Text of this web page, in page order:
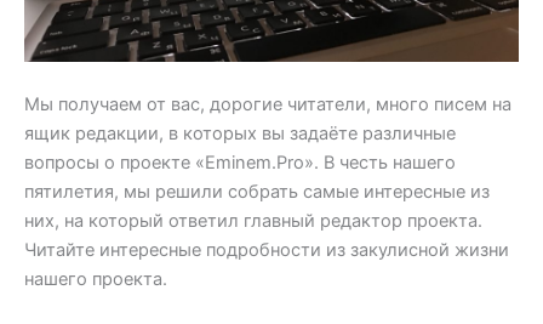
Мы получаем от вас, дорогие читатели, много писем на
ящик редакции, в которых вы задаёте различные
вопросы о проекте «Eminem.Pro». В честь нашего
пятилетия, мы решили собрать самые интересные из
них, на который ответил главный редактор проекта.
Читайте интересные подробности из закулисной жизни
нашего проекта.